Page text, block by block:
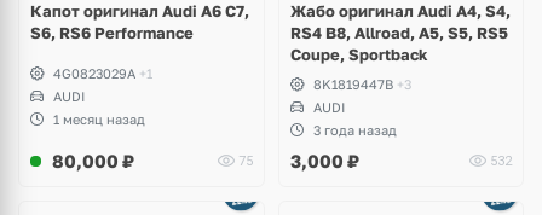
Капот оригинал Audi A6 C7,
S6, RS6 Performance
4G0823029A +1
AUDI
1 месяц назад
80,000 ₽ 75
Жабо оригинал Audi A4, S4,
RS4 B8, Allroad, A5, S5, RS5
Coupe, Sportback
8K1819447B +3
AUDI
3 года назад
3,000 ₽ 532